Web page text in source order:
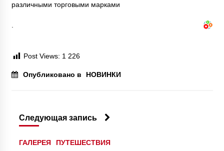
различными торговыми марками
.
Post Views: 1 226
Опубликовано в НОВИНКИ
Следующая запись
ГАЛЕРЕЯ ПУТЕШЕСТВИЯ